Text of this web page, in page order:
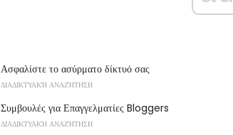
Ασφαλίστε το ασύρματο δίκτυό σας
ΔΙΑΔΙΚΤΥΑΚΉ ΑΝΑΖΉΤΗΣΗ
Συμβουλές για Επαγγελματίες Bloggers
ΔΙΑΔΙΚΤΥΑΚΉ ΑΝΑΖΉΤΗΣΗ